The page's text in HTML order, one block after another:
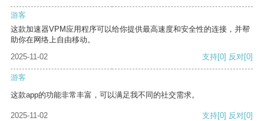
游客
这款加速器VPM应用程序可以给你提供最高速度和安全性的连接，并帮
助你在网络上自由移动。
2025-11-02
支持[0] 反对[0]
游客
这款app的功能非常丰富，可以满足我不同的社交需求。
2025-11-02 支持[0] 反对[0]